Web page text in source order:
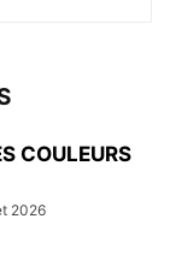
COULEURS
2026